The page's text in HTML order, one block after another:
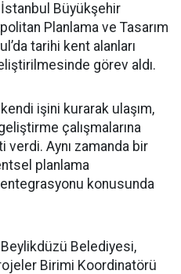
İstanbul Büyükşehir
Planlama ve Tasarım
tarihi kent alanları
görev aldı.
işini kurarak ulaşım,
çalışmalarına
verdi. Aynı zamanda bir
planlama
entegrasyonu konusunda
Beylikdüzü Belediyesi,
Birimi Koordinatörü